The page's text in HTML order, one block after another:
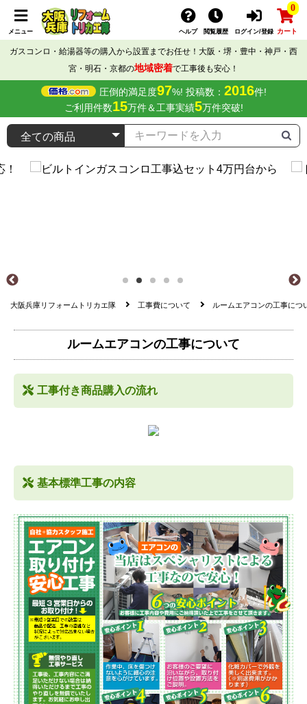
メニュー ヘルプ 閲覧履歴 ログイン/登録
0
カート
ガスコンロ・給湯器等の購入から設置までお任せ！大阪・堺・豊中・神戸・西
宮・明石・京都の地域密着で工事後も安心！
圧倒的満足度97%! 投稿数： 2016件!
ご利用件数15万件＆工事実績5万件突破!
大阪兵庫リフォームトリカエ隊 工事費について ルームエアコンの工事につ
ルームエアコンの工事について
工事付き商品購入の流れ
基本標準工事の内容